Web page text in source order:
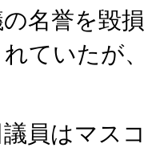
の名誉を毀
ていたが
議員はマス